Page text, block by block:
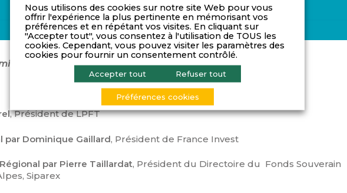
Fonds en Région de LPFT.
, Président de LPFT
par Dominique Gaillard, Président de France Invest
par Pierre Taillardat, Président du Directoire du Fonds Souverain
Siparex
Nous utilisons des cookies sur notre site Web pour vous
offrir l'expérience la plus pertinente en mémorisant vos
préférences et en répétant vos visites. En cliquant sur
"Accepter tout", vous consentez à l'utilisation de TOUS les
cookies. Cependant, vous pouvez visiter les paramètres des
cookies pour fournir un consentement contrôlé.
Accepter tout Refuser tout
Préférences cookies